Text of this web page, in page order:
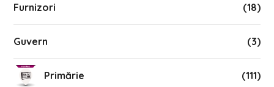
Furnizori (18)
Guvern (3)
Primărie (111)